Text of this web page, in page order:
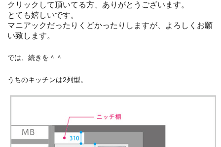
クリックして頂いてる方、ありがとうございます。
とても嬉しいです。
マニアックだったりくどかったりしますが、よろしくお願
い致します。
では、続きを＾＾
うちのキッチンは2列型。